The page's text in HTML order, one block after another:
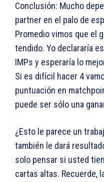
Conclusión: Mucho
partner en el palo de
Promedio vimos que el
tendido. Yo declararía
IMPs y esperaría lo
Si es difícil hacer 4
puntuación en
puede ser sólo una
¿Esto le parece un
también le dará
solo pensar si usted
cartas altas. Recuerde,